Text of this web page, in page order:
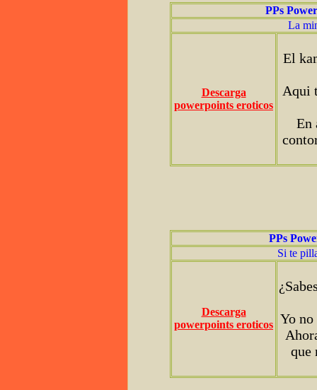
PPs
La
Descarga
powerpoints eroticos
El
Aqui
En
PPs
Si te
Descarga
powerpoints eroticos Yo no
que